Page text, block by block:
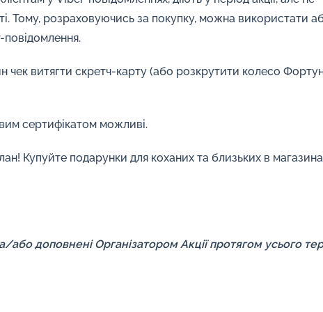
Тому, розраховуючись за покупку, можна використати
повідомлення.
витягти скретч-карту (або розкрутити колесо
сертифікатом можливі.
Купуйте подарунки для коханих та близьких в
або доповнені Організатором Акції протягом усього